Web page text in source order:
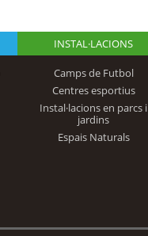
INSTAL·LACIONS
Camps de Futbol
Centres esportius
Instal·lacions en parcs i
jardins
Espais Naturals